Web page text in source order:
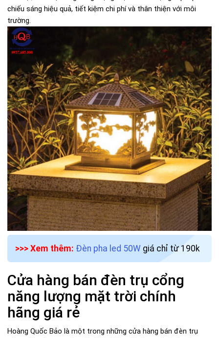
chiếu sáng hiệu quả, tiết kiệm chi phí và thân thiện với môi
trường.
>>> Xem thêm: Đèn pha led 50W giá chỉ từ 190k
Cửa hàng bán đèn trụ cổng
năng lượng mặt trời chính
hãng giá rẻ
Hoàng Quốc Bảo là một trong những cửa hàng bán đèn trụ